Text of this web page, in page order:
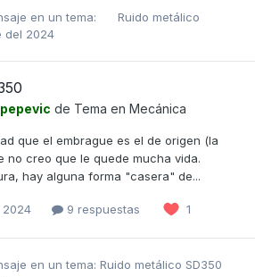
en un tema:
Ruido metálico
del 2024
pepevic de Tema en Mecánica
que el embrague es el de origen (la
no creo que le quede mucha vida.
hay alguna forma "casera" de...
2024 9 respuestas 1
en un tema: Ruido metálico SD350